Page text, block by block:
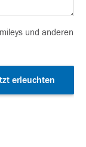
und anderen
erleuchten